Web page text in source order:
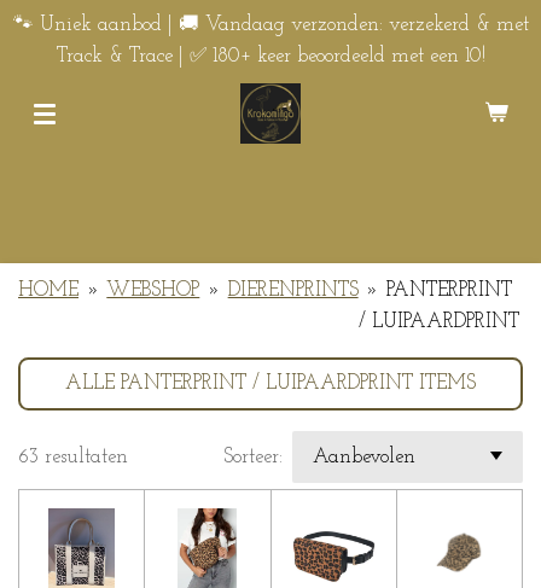
Ga
direct
🐾 Uniek aanbod | 🚚 Vandaag verzonden: verzekerd & met
Track & Trace | ✅ 180+ keer beoordeeld met een 10!
HOME » WEBSHOP » DIERENPRINTS » PANTERPRINT
/ LUIPAARDPRINT
ALLE PANTERPRINT / LUIPAARDPRINT ITEMS
63 resultaten Sorteer: